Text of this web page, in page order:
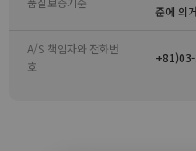
준에 의
A/S 책임자와 전화번
호
+81)03-